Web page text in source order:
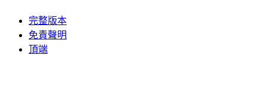
完整版本
免責聲明
頂端